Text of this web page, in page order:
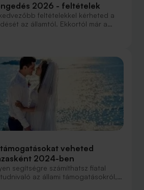
2026 - feltételek
feltételekkel kérheted a
az államtól. Ekkortól már a
is igényelhető lesz 1 millió forint
és tudnivalókat.
veheted
2024-ben
segítségre számíthatsz fiatal
az állami támogatásokról,
hitelekről és egyéb